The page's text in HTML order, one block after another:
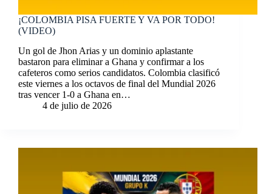
¡COLOMBIA PISA FUERTE Y VA POR TODO!
(VIDEO)
Un gol de Jhon Arias y un dominio aplastante
bastaron para eliminar a Ghana y confirmar a los
cafeteros como serios candidatos. Colombia clasificó
este viernes a los octavos de final del Mundial 2026
tras vencer 1-0 a Ghana en…
4 de julio de 2026